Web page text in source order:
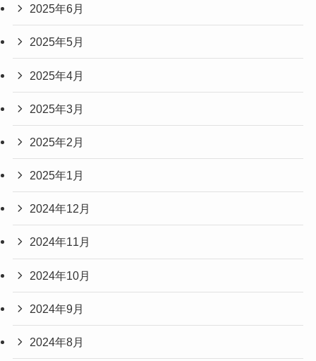
2025年6月
2025年5月
2025年4月
2025年3月
2025年2月
2025年1月
2024年12月
2024年11月
2024年10月
2024年9月
2024年8月